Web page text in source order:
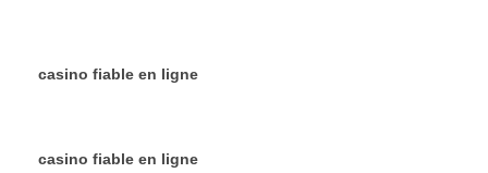
casino fiable en ligne
casino fiable en ligne